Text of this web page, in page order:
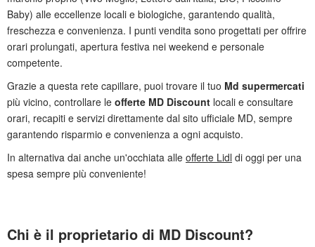
Baby) alle eccellenze locali e biologiche, garantendo qualità,
freschezza e convenienza. I punti vendita sono progettati per offrire
orari prolungati, apertura festiva nei weekend e personale
competente.
Grazie a questa rete capillare, puoi trovare il tuo Md supermercati
più vicino, controllare le offerte MD Discount locali e consultare
orari, recapiti e servizi direttamente dal sito ufficiale MD, sempre
garantendo risparmio e convenienza a ogni acquisto.
In alternativa dai anche un'occhiata alle offerte Lidl di oggi per una
spesa sempre più conveniente!
Chi è il proprietario di MD Discount?